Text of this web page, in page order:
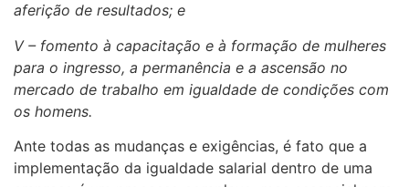
aferição de resultados; e
V – fomento à capacitação e à formação de mulheres
para o ingresso, a permanência e a ascensão no
mercado de trabalho em igualdade de condições com
os homens.
Ante todas as mudanças e exigências, é fato que a
implementação da igualdade salarial dentro de uma